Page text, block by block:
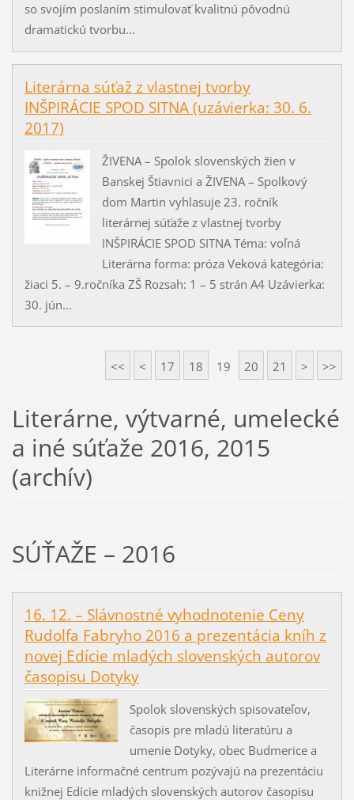
so svojím poslaním stimulovať kvalitnú pôvodnú
dramatickú tvorbu...
Literárna súťaž z vlastnej tvorby
INŠPIRÁCIE SPOD SITNA (uzávierka: 30. 6.
2017)
ŽIVENA – Spolok slovenských žien v
Banskej Štiavnici a ŽIVENA – Spolkový
dom Martin vyhlasuje 23. ročník
literárnej súťaže z vlastnej tvorby
INŠPIRÁCIE SPOD SITNA Téma: voľná
Literárna forma: próza Veková kategória:
žiaci 5. – 9.ročníka ZŠ Rozsah: 1 – 5 strán A4 Uzávierka:
30. jún...
<< < 17 18 19 20 21 > >>
Literárne, výtvarné, umelecké
a iné súťaže 2016, 2015
(archív)
SÚŤAŽE – 2016
16. 12. – Slávnostné vyhodnotenie Ceny
Rudolfa Fabryho 2016 a prezentácia kníh z
novej Edície mladých slovenských autorov
časopisu Dotyky
Spolok slovenských spisovateľov,
časopis pre mladú literatúru a
umenie Dotyky, obec Budmerice a
Literárne informačné centrum pozývajú na prezentáciu
knižnej Edície mladých slovenských autorov časopisu